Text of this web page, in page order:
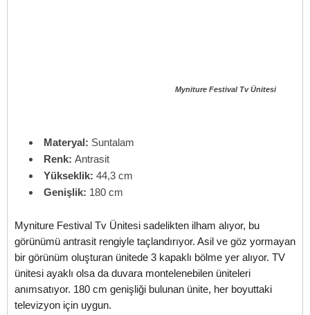
Myniture Festival Tv Ünitesi
Materyal: Suntalam
Renk: Antrasit
Yükseklik: 44,3 cm
Genişlik: 180 cm
Myniture Festival Tv Ünitesi sadelikten ilham alıyor, bu
görünümü antrasit rengiyle taçlandırıyor. Asil ve göz yormayan
bir görünüm oluşturan ünitede 3 kapaklı bölme yer alıyor. TV
ünitesi ayaklı olsa da duvara montelenebilen üniteleri
anımsatıyor. 180 cm genişliği bulunan ünite, her boyuttaki
televizyon için uygun.